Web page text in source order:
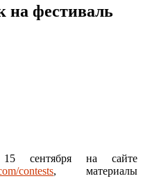
на фестиваль
сентября на сайте
contests, материалы